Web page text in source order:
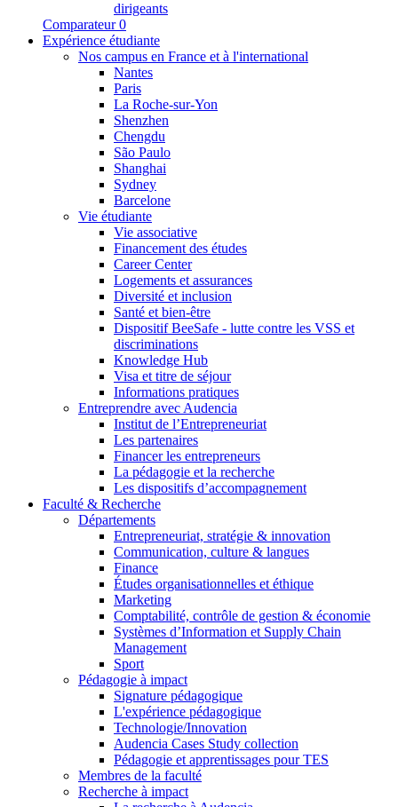
dirigeants
Comparateur 0
Expérience étudiante
Nos campus en France et à l'international
Nantes
Paris
La Roche-sur-Yon
Shenzhen
Chengdu
São Paulo
Shanghai
Sydney
Barcelone
Vie étudiante
Vie associative
Financement des études
Career Center
Logements et assurances
Diversité et inclusion
Santé et bien-être
Dispositif BeeSafe - lutte contre les VSS et
discriminations
Knowledge Hub
Visa et titre de séjour
Informations pratiques
Entreprendre avec Audencia
Institut de l’Entrepreneuriat
Les partenaires
Financer les entrepreneurs
La pédagogie et la recherche
Les dispositifs d’accompagnement
Faculté & Recherche
Départements
Entrepreneuriat, stratégie & innovation
Communication, culture & langues
Finance
Études organisationnelles et éthique
Marketing
Comptabilité, contrôle de gestion & économie
Systèmes d’Information et Supply Chain
Management
Sport
Pédagogie à impact
Signature pédagogique
L'expérience pédagogique
Technologie/Innovation
Audencia Cases Study collection
Pédagogie et apprentissages pour TES
Membres de la faculté
Recherche à impact